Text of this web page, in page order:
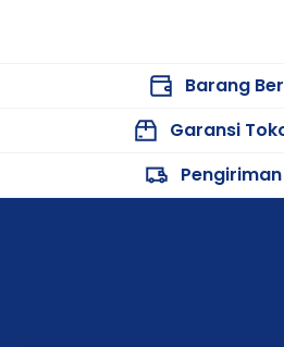
Barang
Garansi